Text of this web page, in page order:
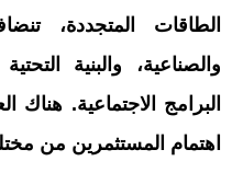
الطاقات المتجددة،
والصناعية، والبنية
البرامج الاجتماعية.
اهتمام المستثمرين من